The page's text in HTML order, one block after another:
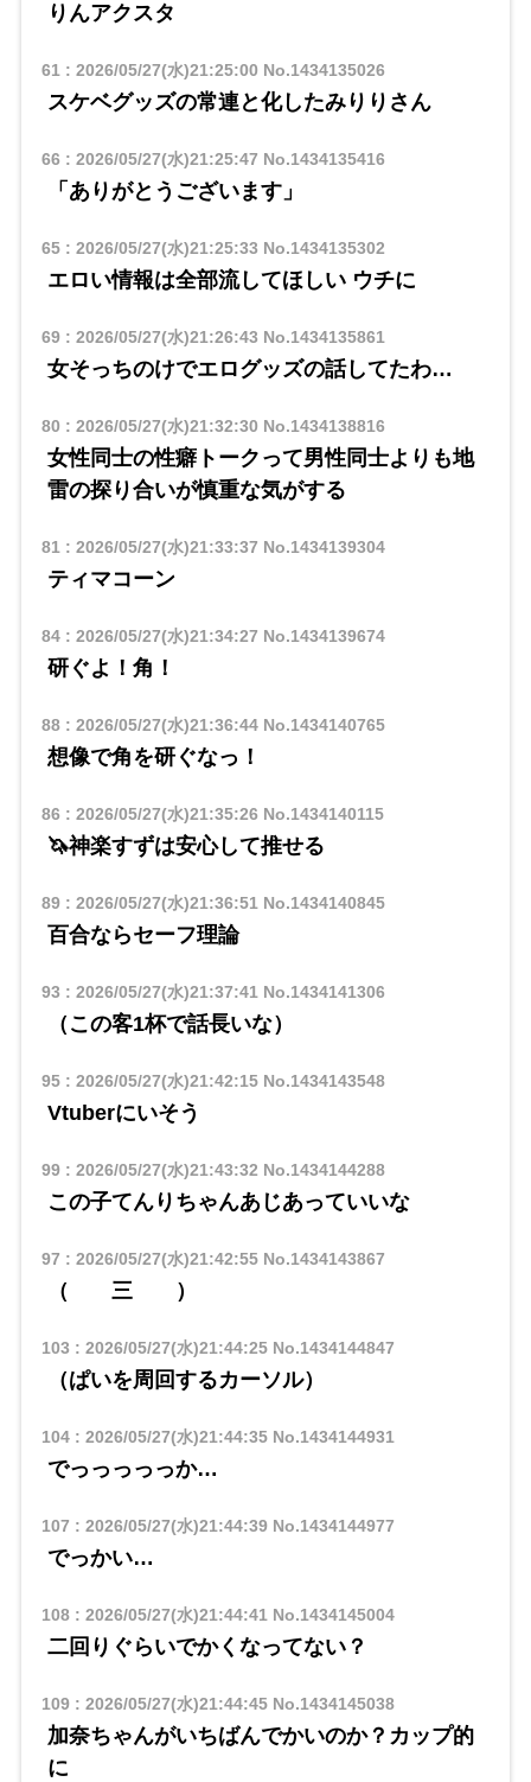
りんアクスタ
61: 2026/05/27(水)21:25:00 No.1434135026
スケベグッズの常連と化したみりりさん
66 : 2026/05/27(水)21:25:47 No.1434135416
「ありがとうございます」
65: 2026/05/27(水)21:25:33 No.1434135302
エロい情報は全部流してほしい ウチに
69: 2026/05/27(水)21:26:43 No.1434135861
女そっちのけでエログッズの話してたわ…
80 : 2026/05/27(水)21:32:30 No.1434138816
女性同士の性癖トークって男性同士よりも地
雷の探り合いが慎重な気がする
81: 2026/05/27(水)21:33:37 No.1434139304
ティマコーン
84: 2026/05/27(水)21:34:27 No.1434139674
研ぐよ！角！
88: 2026/05/27(水)21:36:44No.1434140765
想像で角を研ぐなっ！
86 : 2026/05/27(水)21:35:26 No.1434140115
🦄神楽すずは安心して推せる
89: 2026/05/27(水)21:36:51No.1434140845
百合ならセーフ理論
93 : 2026/05/27(水)21:37:41No.1434141306
（この客1杯で話長いな）
95: 2026/05/27(水)21:42:15No.1434143548
Vtuberにいそう
99: 2026/05/27(水)21:43:32 No.1434144288
この子てんりちゃんあじあっていいな
97 : 2026/05/27(水)21:42:55No.1434143867
（ 三 ）
103 : 2026/05/27(水)21:44:25No.1434144847
（ぱいを周回するカーソル）
104: 2026/05/27(水)21:44:35No.1434144931
でっっっっっか…
107 : 2026/05/27(水)21:44:39No.1434144977
でっかい…
108: 2026/05/27(水)21:44:41No.1434145004
二回りぐらいでかくなってない？
109: 2026/05/27(水)21:44:45No.1434145038
加奈ちゃんがいちばんでかいのか？カップ的
に